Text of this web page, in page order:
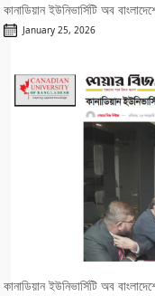
কানাডিয়ান ইউনিভার্সিটি অব
January 25, 2026
কানাডিয়ান ইউনিভার্সিটি অব